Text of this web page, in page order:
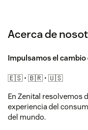
Acerca de
Impulsamos el cambio
🇪🇸 • 🇧🇷 • 🇺🇸
En Zenital resolvemos
experiencia del
del mundo.